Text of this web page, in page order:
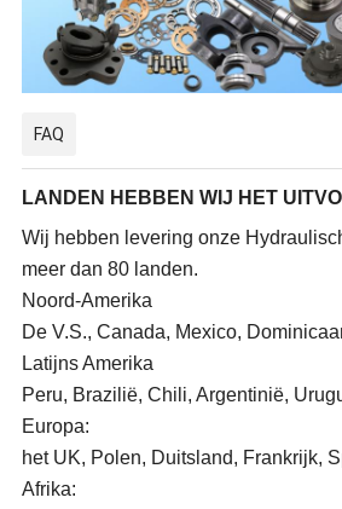
FAQ
LANDEN HEBBEN WIJ HET
Wij hebben levering onze
meer dan 80 landen.
Noord-Amerika
De V.S., Canada, Mexico,
Latijns Amerika
Peru, Brazilië, Chili, Argentinië,
Europa:
het UK, Polen, Duitsland, Frankrijk,
Afrika: